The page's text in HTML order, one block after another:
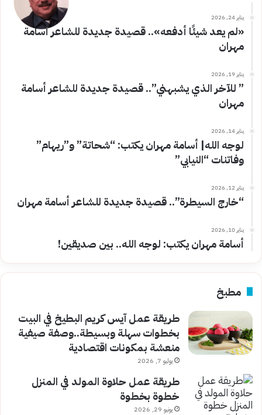
يناير 24, 2026
«لم يعد شيئًا أدفعه».. قصيدة جديدة للشاعر أسامة
مهران
يناير 19, 2026
” للآخر الذي يشبهني”.. قصيدة جديدة للشاعر أسامة
مهران
يناير 14, 2026
لوجه الله| أسامة مهران يكتب: “شحاتة” و”ريهام”
وفاتنات “النيابي”
يناير 12, 2026
“خارج السيطرة”.. قصيدة جديدة للشاعر أسامة مهران
يناير 10, 2026
أسامة مهران يكتب: لوجه الله.. بين صديقين!
مطبخ
طريقة عمل آيس كريم البطيخ في البيت
بخطوات سهلة وبسيطة..وصفة صيفية
منعشة بمكونات اقتصادية
يوليو 7, 2026
طريقة عمل حلاوة المولد في المنزل
خطوة بخطوة
يونيو 29, 2026